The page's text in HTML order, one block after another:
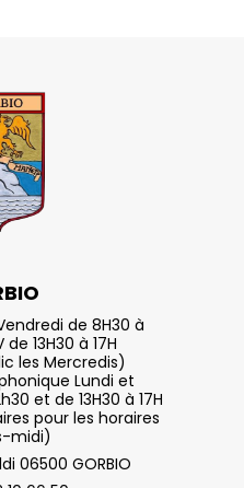
de 8H30 à
de 13H30 à 17H
les Mercredis)
Lundi et
et de 13H30 à 17H
pour les horaires
midi)
06500 GORBIO